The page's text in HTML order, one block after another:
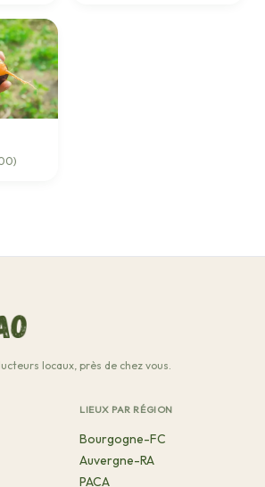
locaux, près de chez vous.
LIEUX PAR RÉGION
Bourgogne-FC
Auvergne-RA
PACA